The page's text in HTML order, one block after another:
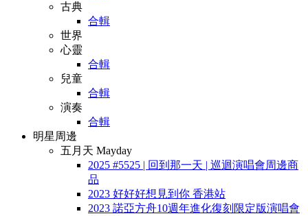
古典
合輯
世界
心靈
合輯
兒童
合輯
演奏
合輯
明星周邊
五月天 Mayday
2025 #5525 | 回到那一天 | 巡迴演唱會周邊商
品
2023 好好好想見到你 香港站
2023 諾亞方舟10週年進化復刻限定版演唱會